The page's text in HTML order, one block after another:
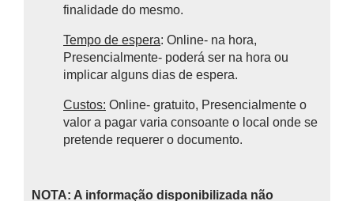
finalidade do mesmo.
Tempo de espera: Online- na hora,
Presencialmente- poderá ser na hora ou
implicar alguns dias de espera.
Custos: Online- gratuito, Presencialmente o
valor a pagar varia consoante o local onde se
pretende requerer o documento.
NOTA: A informação disponibilizada não